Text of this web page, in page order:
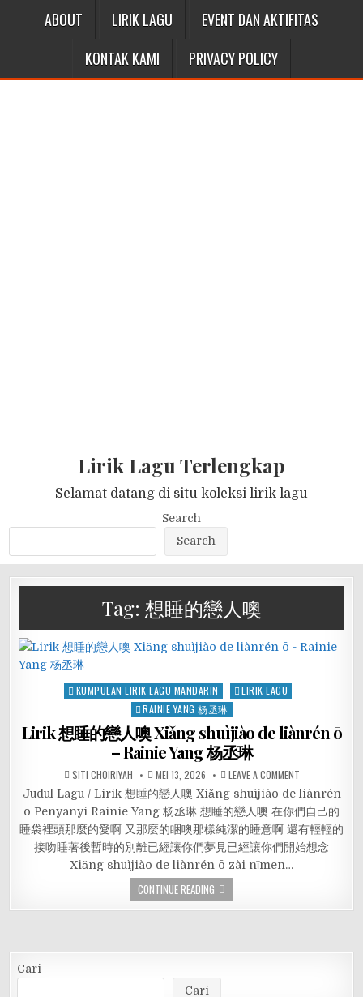
ABOUT LIRIK LAGU
EVENT DAN AKTIFITAS
KONTAK KAMI
PRIVACY POLICY
Lirik Lagu Terlengkap
Selamat datang di situ koleksi lirik lagu
Search
Search
Tag: 想睡的戀人噢
Posted
KUMPULAN LIRIK LAGU MANDARIN
LIRIK LAGU
RAINIE YANG 杨丞琳
Lirik 想睡的戀人噢 Xiǎng shuìjiào de liànrén ō
– Rainie Yang 杨丞琳
SITI CHOIRIYAH MEI 13, 2026 LEAVE A COMMENT
Judul Lagu / Lirik 想睡的戀人噢 Xiǎng shuìjiào de liànrén
ō Penyanyi Rainie Yang 杨丞琳 想睡的戀人噢 在你們自己的
睡袋裡頭那麼的愛啊 又那麼的睏噢那樣純潔的睡意啊 還有輕輕的
接吻睡著後暫時的別離已經讓你們夢見已經讓你們開始想念
Xiǎng shuìjiào de liànrén ō zài nǐmen…
CONTINUE READING
Cari
Cari